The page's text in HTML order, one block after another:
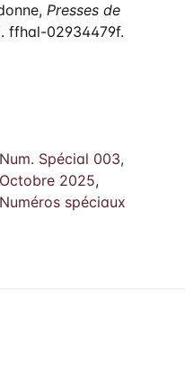
Presses de
ffhal-02934479f.
Num. Spécial 003,
Octobre 2025,
Numéros spéciaux